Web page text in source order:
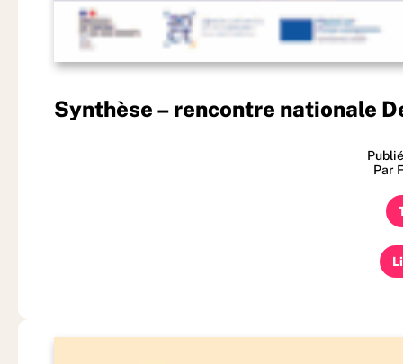
Synthèse – rencontre nationale
Par